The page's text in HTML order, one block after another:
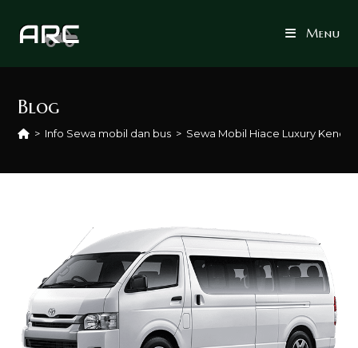
Menu
Blog
> Info Sewa mobil dan bus > Sewa Mobil Hiace Luxury Kendal